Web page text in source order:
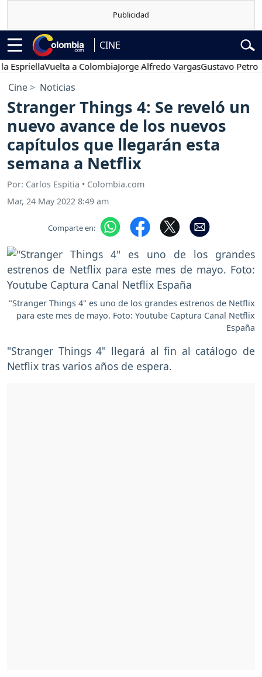
CINE
Vuelta a ColombiaJorge Alfredo VargasGustavo Petro
Cine Noticias
Stranger Things 4: Se reveló un
nuevo avance de los nuevos
capítulos que llegarán esta
semana a Netflix
Por: Carlos Espitia • Colombia.com
Mar, 24 May 2022 8:49 am
Comparte en:
"Stranger Things 4" es uno de los grandes estrenos de Netflix
para este mes de mayo. Foto: Youtube Captura Canal Netflix
España
"Stranger Things 4" llegará al fin al catálogo de
Netflix tras varios años de espera.